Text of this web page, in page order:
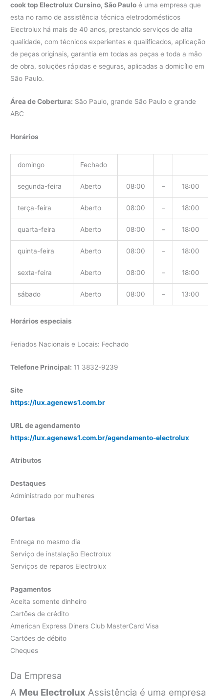
cook top Electrolux Cursino, São Paulo é uma empresa que
esta no ramo de assistência técnica eletrodomésticos
Electrolux há mais de 40 anos, prestando serviços de alta
qualidade, com técnicos experientes e qualificados, aplicação
de peças originais, garantia em todas as peças e toda a mão
de obra, soluções rápidas e seguras, aplicadas a domicílio em
São Paulo.
Área de Cobertura: São Paulo, grande São Paulo e grande
ABC
Horários
domingo Fechado
segunda-feira Aberto 08:00 – 18:00
terça-feira Aberto 08:00 – 18:00
quarta-feira Aberto 08:00 – 18:00
quinta-feira Aberto 08:00 – 18:00
sexta-feira Aberto 08:00 – 18:00
sábado Aberto 08:00 – 13:00
Horários especiais
Feriados Nacionais e Locais: Fechado
Telefone Principal: 11 3832-9239
Site
https://lux.agenews1.com.br
URL de agendamento
https://lux.agenews1.com.br/agendamento-electrolux
Atributos
Destaques
Administrado por mulheres
Ofertas
Entrega no mesmo dia
Serviço de instalação Electrolux
Serviços de reparos Electrolux
Pagamentos
Aceita somente dinheiro
Cartões de crédito
American Express Diners Club MasterCard Visa
Cartões de débito
Cheques
Da Empresa
A Meu Electrolux Assistência é uma empresa